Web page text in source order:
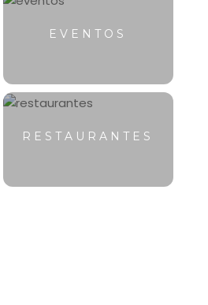
EVENTOS
RESTAURANTES